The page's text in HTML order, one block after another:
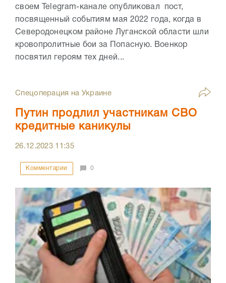
своем Telegram-канале опубликовал пост,
посвященный событиям мая 2022 года, когда в
Северодонецком районе Луганской области шли
кровопролитные бои за Попасную. Военкор
посвятил героям тех дней...
Спецоперация на Украине
Путин продлил участникам СВО
кредитные каникулы
26.12.2023 11:35
Комментарии 0